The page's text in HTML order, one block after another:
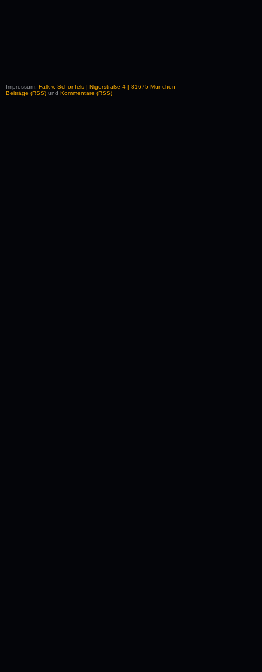
Impressum: Falk v. Schönfels | Nigerstraße 4 | 81675 München
Beiträge (RSS) und Kommentare (RSS)